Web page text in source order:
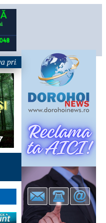
zile la Zilele Nordului 2026: